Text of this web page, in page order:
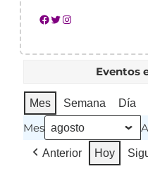
Eventos
Mes Semana Día
Mes
Anterior Hoy